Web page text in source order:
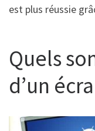
est plus réussie
Quels
d’un